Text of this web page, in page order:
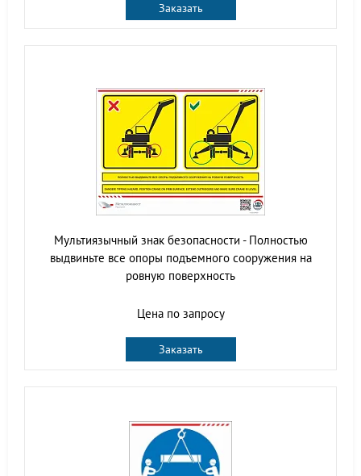
Заказать
Мультиязычный знак безопасности - Полностью
выдвиньте все опоры подъемного сооружения на
ровную поверхность
Цена по запросу
Заказать